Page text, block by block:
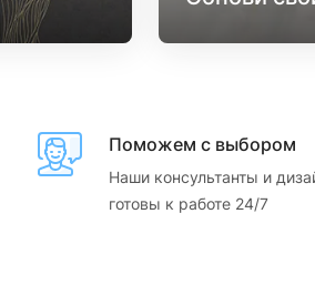
Поможем с выбором
Наши консультанты и
готовы к работе 24/7